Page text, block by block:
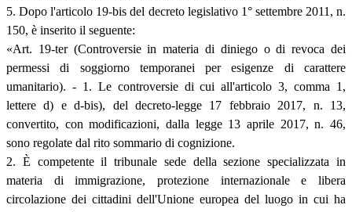
5. Dopo l'articolo 19-bis del decreto legislativo 1° settembre 2011, n.
150, è inserito il seguente:
«Art. 19-ter (Controversie in materia di diniego o di revoca dei
permessi di soggiorno temporanei per esigenze di carattere
umanitario). - 1. Le controversie di cui all'articolo 3, comma 1,
lettere d) e d-bis), del decreto-legge 17 febbraio 2017, n. 13,
convertito, con modificazioni, dalla legge 13 aprile 2017, n. 46,
sono regolate dal rito sommario di cognizione.
2. È competente il tribunale sede della sezione specializzata in
materia di immigrazione, protezione internazionale e libera
circolazione dei cittadini dell'Unione europea del luogo in cui ha